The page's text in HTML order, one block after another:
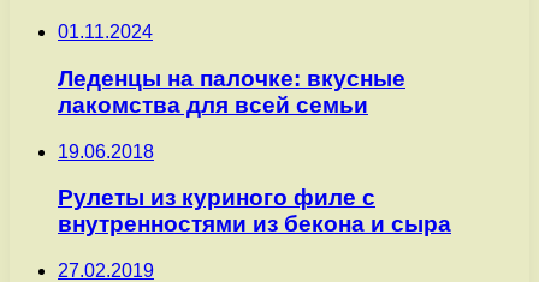
01.11.2024
Леденцы на палочке: вкусные
лакомства для всей семьи
19.06.2018
Рулеты из куриного филе с
внутренностями из бекона и сыра
27.02.2019